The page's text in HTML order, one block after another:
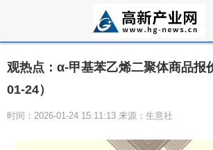
观热点：α-甲基苯乙烯二聚体商品报
01-24）
时间：2026-01-24 15:11:13 来源：生意社